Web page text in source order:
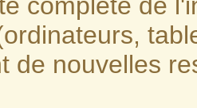
de nouvelles